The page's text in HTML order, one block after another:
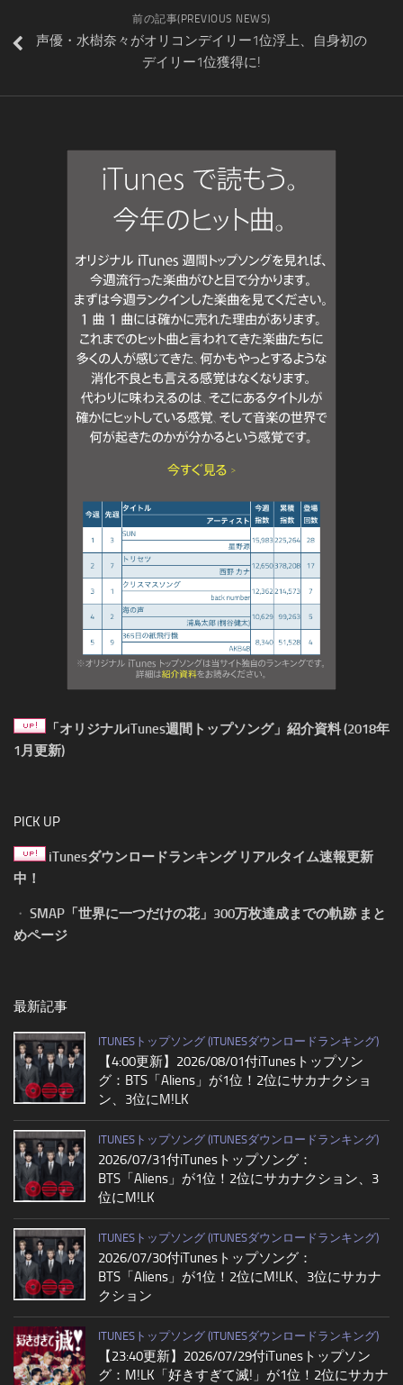
前の記事(PREVIOUS NEWS)
声優・水樹奈々がオリコンデイリー1位浮上、自身初の
デイリー1位獲得に!
「オリジナルiTunes週間トップソング」紹介資料 (2018年
1月更新)
PICK UP
iTunesダウンロードランキング リアルタイム速報更新
中！
・ SMAP「世界に一つだけの花」300万枚達成までの軌跡 まと
めページ
最新記事
ITUNESトップソング (ITUNESダウンロードランキング)
【4:00更新】2026/08/01付iTunesトップソン
グ：BTS「Aliens」が1位！2位にサカナクショ
ン、3位にM!LK
ITUNESトップソング (ITUNESダウンロードランキング)
2026/07/31付iTunesトップソング：
BTS「Aliens」が1位！2位にサカナクション、3
位にM!LK
ITUNESトップソング (ITUNESダウンロードランキング)
2026/07/30付iTunesトップソング：
BTS「Aliens」が1位！2位にM!LK、3位にサカナ
クション
ITUNESトップソング (ITUNESダウンロードランキング)
【23:40更新】2026/07/29付iTunesトップソン
グ：M!LK「好きすぎて滅!」が1位！2位にサカナ